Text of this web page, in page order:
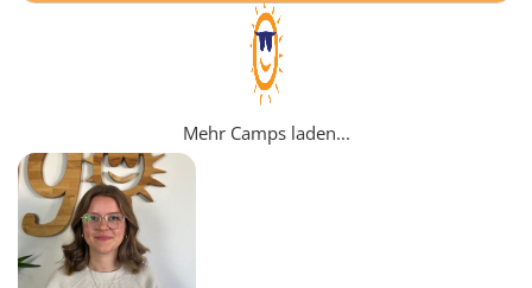
Mehr Camps laden...